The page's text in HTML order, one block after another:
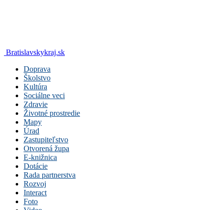
Bratislavskykraj.sk
Doprava
Školstvo
Kultúra
Sociálne veci
Zdravie
Životné prostredie
Mapy
Úrad
Zastupiteľstvo
Otvorená župa
E-knižnica
Dotácie
Rada partnerstva
Rozvoj
Interact
Foto